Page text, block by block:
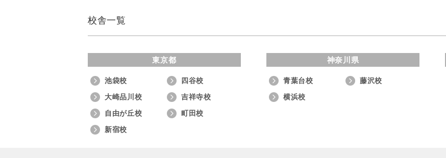
校舎一覧
東京都
池袋校
四谷校
大崎品川校
吉祥寺校
自由が丘校
町田校
新宿校
神奈川県
青葉台校
藤沢校
横浜校